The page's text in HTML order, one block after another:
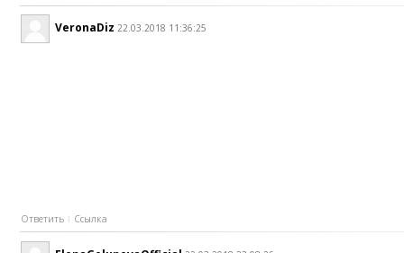
VeronaDiz 22.03.2018 11:36:25
Ответить Ссылка